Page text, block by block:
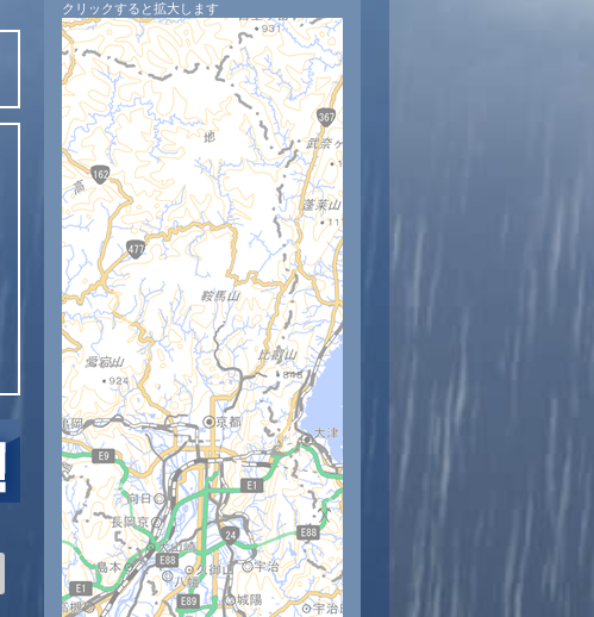
クリックすると拡大します